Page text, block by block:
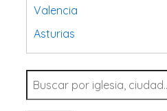
Valencia
Asturias
Tarragona
Navarra
Valladolid